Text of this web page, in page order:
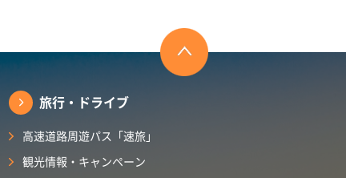
旅行・ドライブ
高速道路周遊パス「速旅」
観光情報・キャンペーン